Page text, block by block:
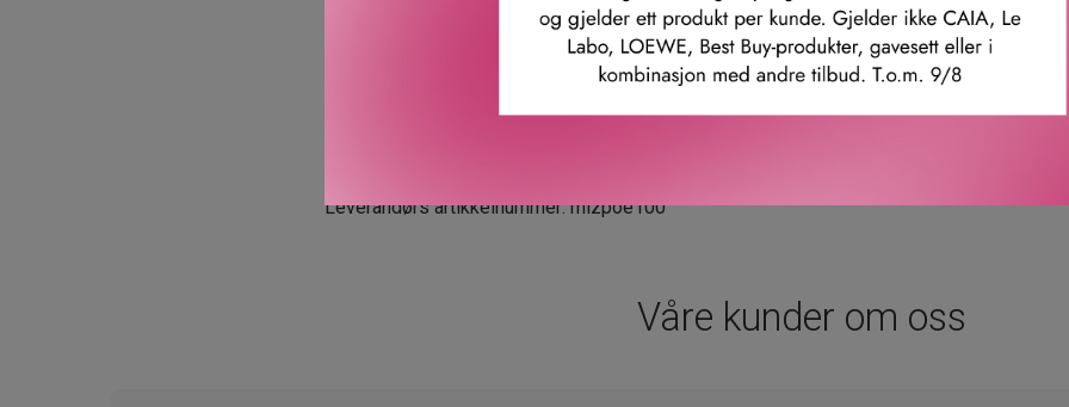
Grunnlagt i Genève av den prisbelønte mesterparfymøren Alberto Morillas, er Mizensir et
hvor hver parfyme er et vitnesbyrd om hans minner, reiser og møter. Over alt annet er
ikoniske hage – hans Madeleine de Proust – og leverer en raffinert og sofistikert
legemliggjør de høyeste standardene innen parfymehåndverk.
Leverandørs artikkelnummer: mizpoe100
Våre kunder om oss